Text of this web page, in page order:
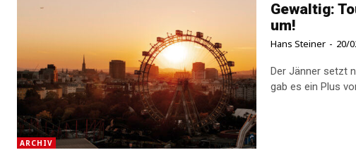
ARCHIV
Gewaltig:
um!
Hans Steiner - 20/
Der Jänner setzt
gab es ein Plus